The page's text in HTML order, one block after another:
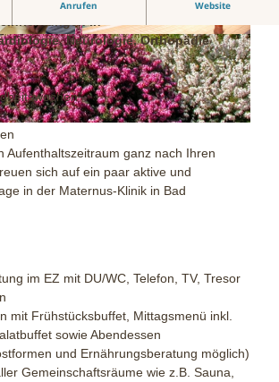
i
m
g
_
0
8
4
Anrufen Website
Neurologie, Orthopädie
Aufenthaltszeitraum ganz nach Ihren
sich auf ein paar aktive und
in der Maternus-Klinik in Bad
im EZ mit DU/WC, Telefon, TV, Tresor
mit Frühstücksbuffet, Mittagsmenü inkl.
sowie Abendessen
und Ernährungsberatung möglich)
Gemeinschaftsräume wie z.B. Sauna,